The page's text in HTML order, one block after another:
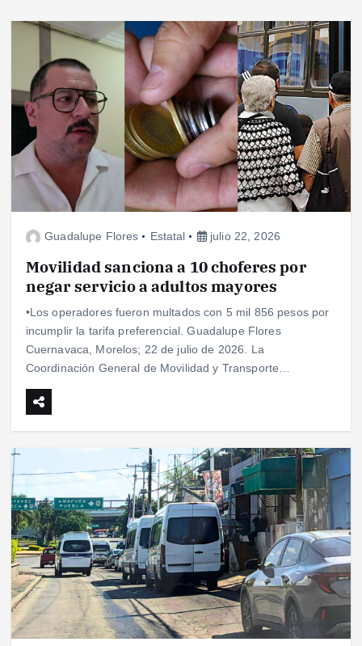
Guadalupe Flores Estatal julio 22, 2026
Movilidad sanciona a 10 choferes por
negar servicio a adultos mayores
•Los operadores fueron multados con 5 mil 856 pesos por
incumplir la tarifa preferencial. Guadalupe Flores
Cuernavaca, Morelos; 22 de julio de 2026. La
Coordinación General de Movilidad y Transporte…